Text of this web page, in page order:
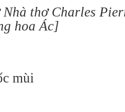
thơ Charles
hoa Ác]
mùi